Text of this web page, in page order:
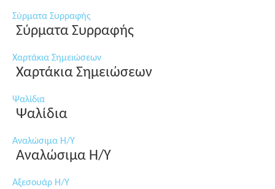
Σύρματα Συρραφής
Σύρματα Συρραφής
Χαρτάκια Σημειώσεων
Χαρτάκια Σημειώσεων
Ψαλίδια
Ψαλίδια
Αναλώσιμα Η/Υ
Αναλώσιμα Η/Υ
Αξεσουάρ Η/Υ